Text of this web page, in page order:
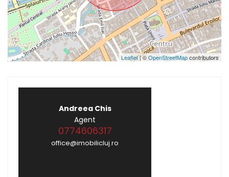
Leaflet| ©OpenStreetMapcontributors
Andreea Chis
Agent
0774606317
office@imobilicluj.ro